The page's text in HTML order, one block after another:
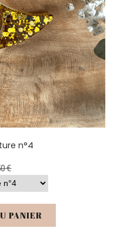
n°4
€
PANIER